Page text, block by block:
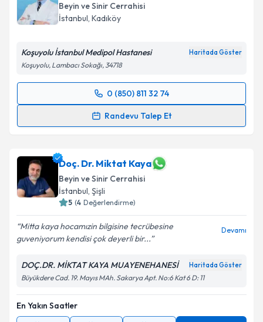
Beyin ve Sinir Cerrahisi
İstanbul, Kadıköy
Koşuyolu İstanbul Medipol Hastanesi Haritada Göster
Koşuyolu, Lambacı Sokağı, 34718
0 (850) 811 32 74
Randevu Talep Et
Randevu Takvimi Talebi
takvim hazırlandığında e-posta ile bilgilendireceğiz.
E-posta Adresiniz
Kişisel verilerimin işlenmesine ilişkin
kapsamda işlenmesini kabul ediyorum.
Doç. Dr. Miktat Kaya
Beyin ve Sinir Cerrahisi
İstanbul, Şişli
5 (4 Değerlendirme)
Mitta kaya hocamızin bilgisine tecrübesine
guveniyorum kendisi çok deyerli bir...
Devamı
DOÇ.DR. MİKTAT KAYA MUAYENEHANESİ Haritada Göster
Büyükdere Cad. 19. Mayıs MAh. Sakarya Apt. No:6 Kat 6 D: 11
En Yakın Saatler